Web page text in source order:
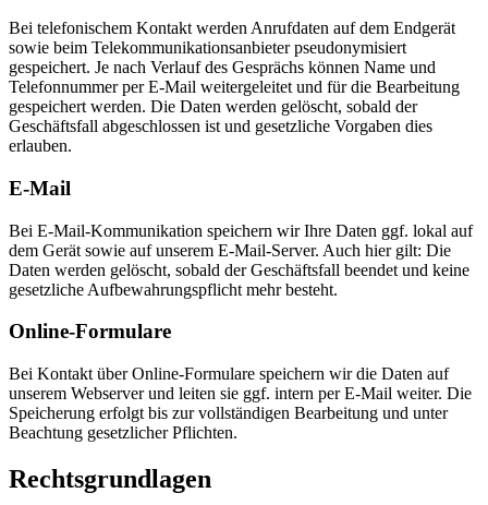
Bei telefonischem Kontakt werden Anrufdaten auf dem Endgerät
sowie beim Telekommunikationsanbieter pseudonymisiert
gespeichert. Je nach Verlauf des Gesprächs können Name und
Telefonnummer per E-Mail weitergeleitet und für die Bearbeitung
gespeichert werden. Die Daten werden gelöscht, sobald der
Geschäftsfall abgeschlossen ist und gesetzliche Vorgaben dies
erlauben.
E-Mail
Bei E-Mail-Kommunikation speichern wir Ihre Daten ggf. lokal auf
dem Gerät sowie auf unserem E-Mail-Server. Auch hier gilt: Die
Daten werden gelöscht, sobald der Geschäftsfall beendet und keine
gesetzliche Aufbewahrungspflicht mehr besteht.
Online-Formulare
Bei Kontakt über Online-Formulare speichern wir die Daten auf
unserem Webserver und leiten sie ggf. intern per E-Mail weiter. Die
Speicherung erfolgt bis zur vollständigen Bearbeitung und unter
Beachtung gesetzlicher Pflichten.
Rechtsgrundlagen